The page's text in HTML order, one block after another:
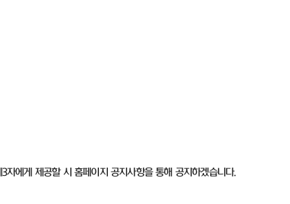
3자에게 제공할 시 홈페이지 공지사항을 통해 공지하겠습니다.